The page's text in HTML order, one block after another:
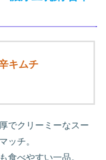
キムチ
でクリーミーなスー
ッチ。
食べやすい一品。